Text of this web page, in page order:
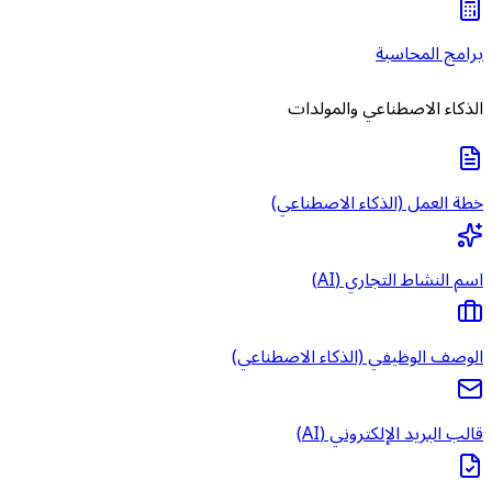
برامج المحاسبة
الذكاء الاصطناعي والمولدات
خطة العمل (الذكاء الاصطناعي)
اسم النشاط التجاري (AI)
الوصف الوظيفي (الذكاء الاصطناعي)
قالب البريد الإلكتروني (AI)